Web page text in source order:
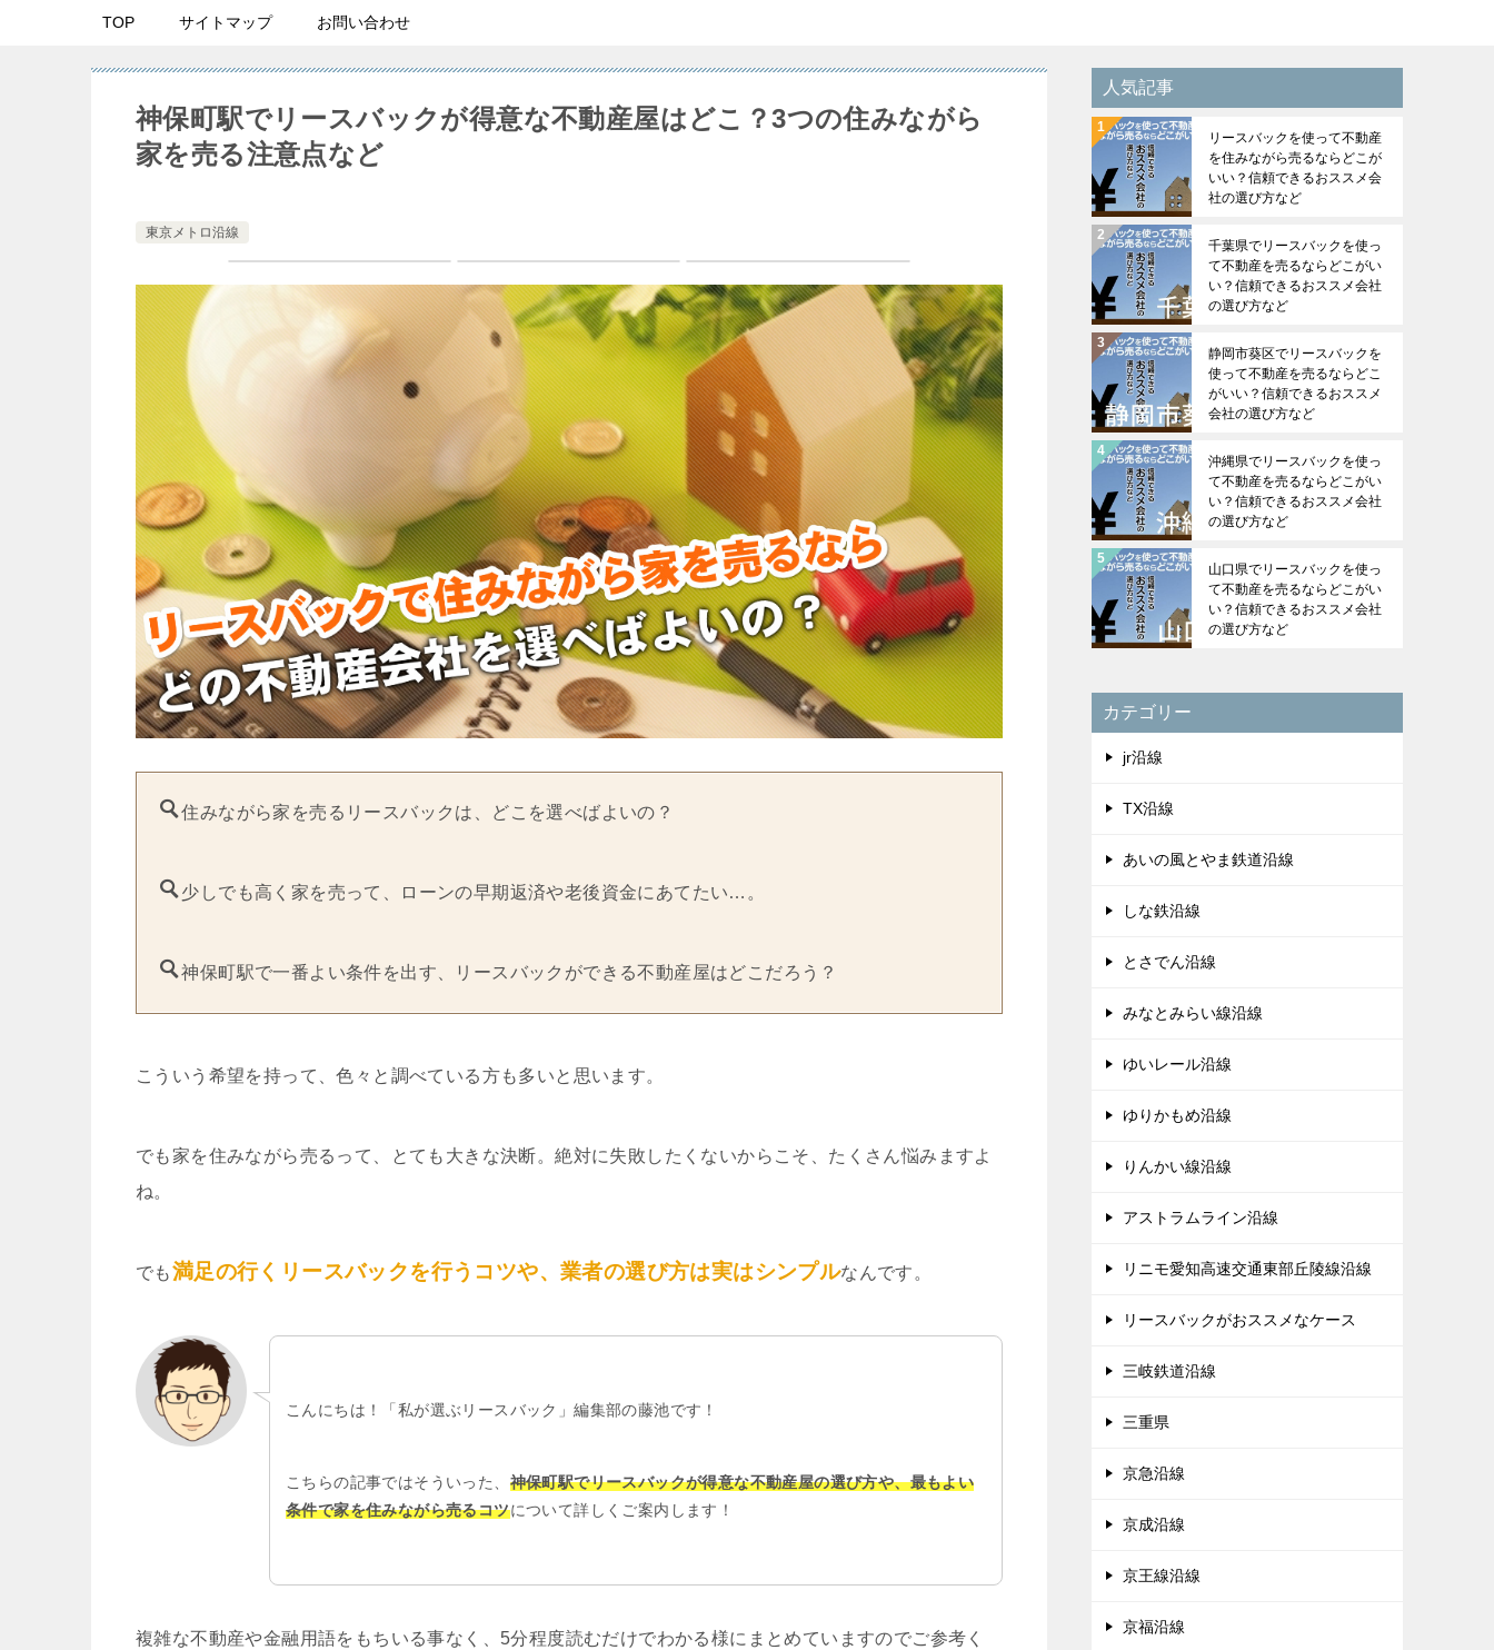
TOP サイトマップ お問い合わせ
神保町駅でリースバックが得意な不動産屋はどこ？3つの住みながら
家を売る注意点など
東京メトロ沿線
住みながら家を売るリースバックは、どこを選べばよいの？
少しでも高く家を売って、ローンの早期返済や老後資金にあてたい…。
神保町駅で一番よい条件を出す、リースバックができる不動産屋はどこだろう？
こういう希望を持って、色々と調べている方も多いと思います。
でも家を住みながら売るって、とても大きな決断。絶対に失敗したくないからこそ、たくさん悩みますよ
ね。
でも満足の行くリースバックを行うコツや、業者の選び方は実はシンプルなんです。
こんにちは！「私が選ぶリースバック」編集部の藤池です！
こちらの記事ではそういった、 神保町駅でリースバックが得意な不動産屋の選び方や、最もよい
条件で家を住みながら売るコツについて詳しくご案内します！
複雑な不動産や金融用語をもちいる事なく、5分程度読むだけでわかる様にまとめていますのでご参考く
人気記事
リースバックを使って不動産
を住みながら売るならどこが
いい？信頼できるおススメ会
社の選び方など
千葉県でリースバックを使っ
て不動産を売るならどこがい
い？信頼できるおススメ会社
の選び方など
静岡市葵区でリースバックを
使って不動産を売るならどこ
がいい？信頼できるおススメ
会社の選び方など
沖縄県でリースバックを使っ
て不動産を売るならどこがい
い？信頼できるおススメ会社
の選び方など
山口県でリースバックを使っ
て不動産を売るならどこがい
い？信頼できるおススメ会社
の選び方など
カテゴリー
jr沿線
TX沿線
あいの風とやま鉄道沿線
しな鉄沿線
とさでん沿線
みなとみらい線沿線
ゆいレール沿線
ゆりかもめ沿線
りんかい線沿線
アストラムライン沿線
リニモ愛知高速交通東部丘陵線沿線
リースバックがおススメなケース
三岐鉄道沿線
三重県
京急沿線
京成沿線
京王線沿線
京福沿線